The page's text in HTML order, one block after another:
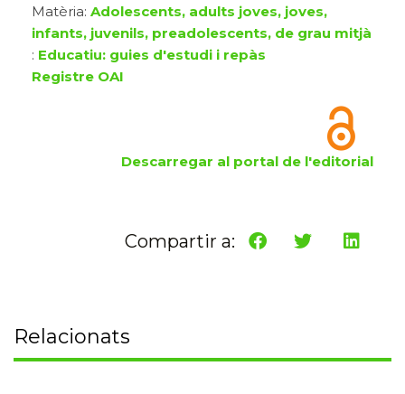
Matèria: Adolescents, adults joves, joves,
infants, juvenils, preadolescents, de grau mitjà
: Educatiu: guies d'estudi i repàs
Registre OAI
Descarregar al portal de l'editorial
Compartir a:
Relacionats